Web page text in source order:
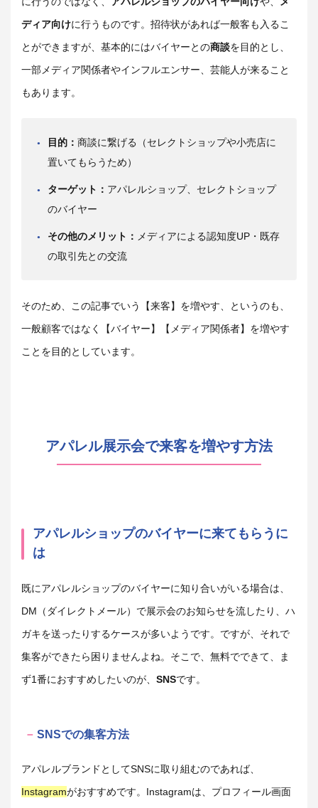
ディア向けに行うものです。招待状があれば一般客も入るこ
とができますが、基本的にはバイヤーとの商談を目的とし、
一部メディア関係者やインフルエンサー、芸能人が来ること
もあります。
目的： 商談に繋げる（セレクトショップや小売店に
置いてもらうため）
ターゲット： アパレルショップ、セレクトショップ
のバイヤー
その他のメリット： メディアによる認知度UP・既存
の取引先との交流
そのため、この記事でいう【来客】を増やす、というのも、
一般顧客ではなく【バイヤー】【メディア関係者】を増やす
ことを目的としています。
アパレル展示会で来客を増やす方法
アパレルショップのバイヤーに来てもらうに
は
既にアパレルショップのバイヤーに知り合いがいる場合は、
DM（ダイレクトメール）で展示会のお知らせを流したり、ハ
ガキを送ったりするケースが多いようです。ですが、それで
集客ができたら困りませんよね。そこで、無料でできて、ま
ず1番におすすめしたいのが、 SNSです。
SNSでの集客方法
アパレルブランドとしてSNSに取り組むのであれば、
Instagramがおすすめです。Instagramは、プロフィール画面